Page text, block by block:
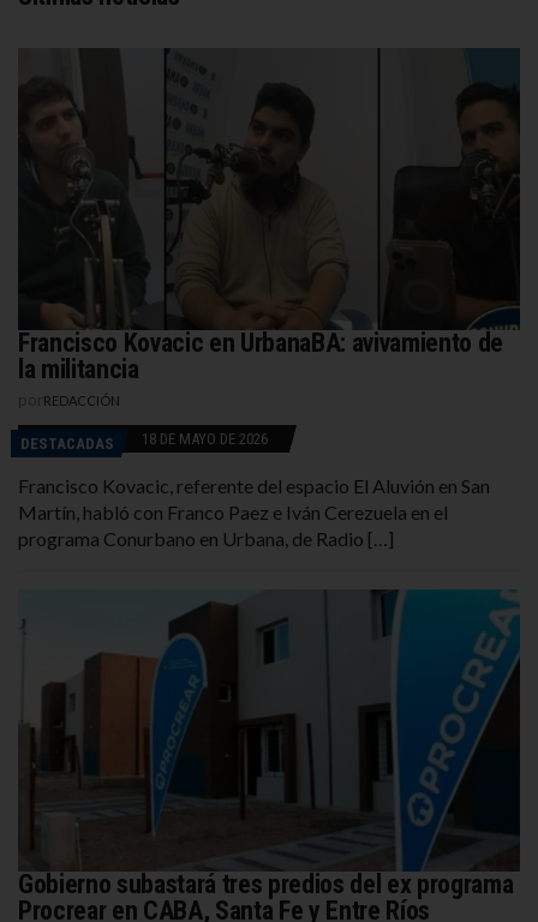
Francisco Kovacic en UrbanaBA: avivamiento de
la militancia
REDACCIÓN
DESTACADAS 18 DE MAYO DE 2026
Francisco Kovacic, referente del espacio El Aluvión en San
Martín, habló con Franco Paez e Iván Cerezuela en el
programa Conurbano en Urbana, de Radio […]
Gobierno subastará tres predios del ex programa
Procrear en CABA, Santa Fe y Entre Ríos